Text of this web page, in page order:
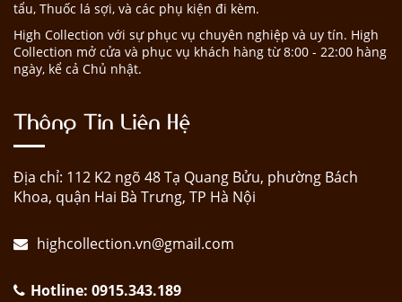
tẩu, Thuốc lá sợi, và các phụ kiện đi kèm.
High Collection với sự phục vụ chuyên nghiệp và uy tín. High
Collection mở cửa và phục vụ khách hàng từ 8:00 - 22:00 hàng
ngày, kể cả Chủ nhật.
Thông Tin Liên Hệ
Địa chỉ: 112 K2 ngõ 48 Tạ Quang Bửu, phường Bách
Khoa, quận Hai Bà Trưng, TP Hà Nội
highcollection.vn@gmail.com
Hotline: 0915.343.189